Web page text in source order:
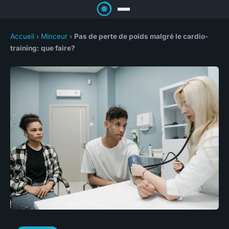
Accueil › Minceur › Pas de perte de poids malgré le cardio-
training: que faire?